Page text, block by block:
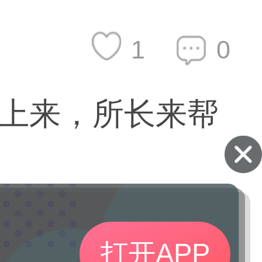
0
1
来，所长来帮
打开APP